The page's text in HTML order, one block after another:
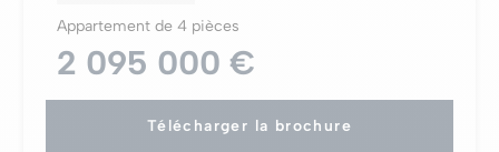
Appartement de 4 pièces
2 095 000 €
Télécharger la brochure